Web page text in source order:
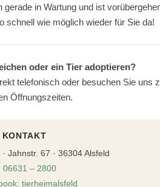
in Wartung und ist
schnell wie möglich wieder für Sie da!
oder ein Tier adoptieren?
telefonisch oder besuchen Sie uns
Öffnungszeiten.
KONTAKT
Jahnstr. 67 · 36304 Alsfeld
06631 – 2800
tierheimalsfeld